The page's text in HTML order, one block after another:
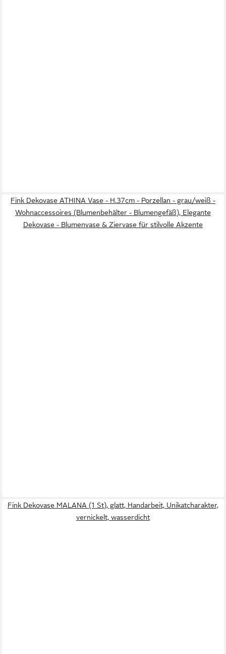
Fink Dekovase ATHINA Vase - H.37cm - Porzellan - grau/weiß -
Wohnaccessoires (Blumenbehälter - Blumengefäß), Elegante
Dekovase - Blumenvase & Ziervase für stilvolle Akzente
Fink Dekovase MALANA (1 St), glatt, Handarbeit, Unikatcharakter,
vernickelt, wasserdicht